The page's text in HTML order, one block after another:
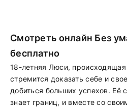
Смотреть онлайн Без
бесплатно
18-летняя Люси, происходящая
стремится доказать себе и
добиться больших успехов. Её
знает границ, и вместе со